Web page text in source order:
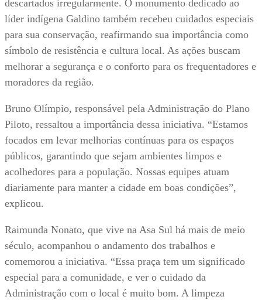
descartados irregularmente. O monumento dedicado ao
líder indígena Galdino também recebeu cuidados especiais
para sua conservação, reafirmando sua importância como
símbolo de resistência e cultura local. As ações buscam
melhorar a segurança e o conforto para os frequentadores e
moradores da região.
Bruno Olímpio, responsável pela Administração do Plano
Piloto, ressaltou a importância dessa iniciativa. “Estamos
focados em levar melhorias contínuas para os espaços
públicos, garantindo que sejam ambientes limpos e
acolhedores para a população. Nossas equipes atuam
diariamente para manter a cidade em boas condições”,
explicou.
Raimunda Nonato, que vive na Asa Sul há mais de meio
século, acompanhou o andamento dos trabalhos e
comemorou a iniciativa. “Essa praça tem um significado
especial para a comunidade, e ver o cuidado da
Administração com o local é muito bom. A limpeza